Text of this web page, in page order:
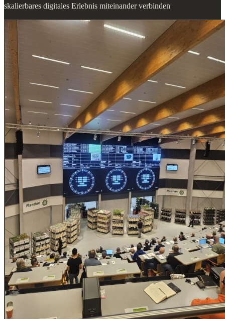
skalierbares digitales Erlebnis miteinander verbinden